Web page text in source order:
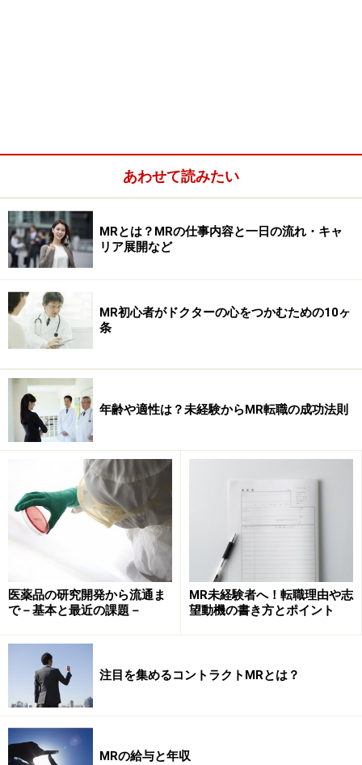
新薬の研究開発には長年かかる上に成功率は低い
人を対象にした有効性と安全性の試験（臨
床試験）
非臨床試験をパスした薬の候補化合物（治験薬）が、人
間に対して有効で安全かを調べるのが
験）。臨床試験は3段階で行われます。最初に行われる
のが第1相試験。少数の健康な人を対象に副作用などの
安全性を確認します。次に少数の患者を対象に有効で安
そして最後に、多数の患者を対象に有効性と安全性につ
いて既存薬などとの比較を行います（第3相試験）。臨
床試験にもGCPという厳しい実施基準が設けられてい
て、3～8年かかります。（GCP：Good Clinical
Practice：医薬品の臨床試験の実施の基準）
あわせて読みたい
MRとは？MRの仕事内容と一日の流れ・キャ
リア展開など
MR初心者がドクターの心をつかむための10ヶ
条
年齢や適性は？未経験からMR転職の成功法則
医薬品の研究開発から流通ま
で－基本と最近の課題－
MR未経験者へ！転職理由や志
望動機の書き方とポイント
注目を集めるコントラクトMRとは？
MRの給与と年収